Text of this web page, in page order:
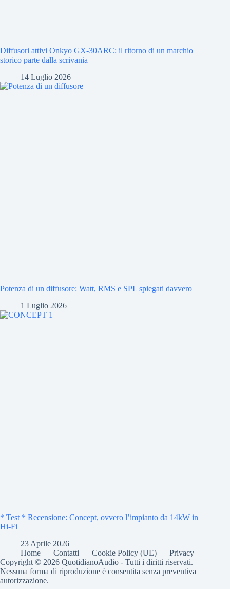
Diffusori attivi Onkyo GX-30ARC: il ritorno di un marchio
storico parte dalla scrivania
14 Luglio 2026
Potenza di un diffusore: Watt, RMS e SPL spiegati davvero
1 Luglio 2026
* Test * Recensione: Concept, ovvero l’impianto da 14kW in
Hi-Fi
23 Aprile 2026
Home
Contatti Cookie Policy (UE)
Privacy
Copyright © 2026 QuotidianoAudio - Tutti i diritti riservati.
Nessuna forma di riproduzione è consentita senza preventiva
autorizzazione.